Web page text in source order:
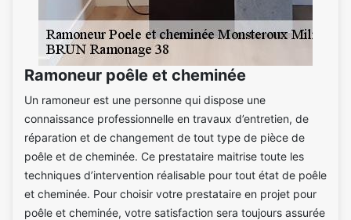
Ramoneur poêle et cheminée
Un ramoneur est une personne qui dispose une
connaissance professionnelle en travaux d’entretien, de
réparation et de changement de tout type de pièce de
poêle et de cheminée. Ce prestataire maitrise toute les
techniques d’intervention réalisable pour tout état de poêle
et cheminée. Pour choisir votre prestataire en projet pour
poêle et cheminée, votre satisfaction sera toujours assurée